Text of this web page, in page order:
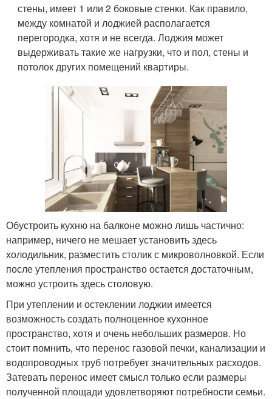
стены, имеет 1 или 2 боковые стенки. Как правило,
между комнатой и лоджией располагается
перегородка, хотя и не всегда. Лоджия может
выдерживать такие же нагрузки, что и пол, стены и
потолок других помещений квартиры.
Обустроить кухню на балконе можно лишь частично:
например, ничего не мешает установить здесь
холодильник, разместить столик с микроволновкой. Если
после утепления пространство остается достаточным,
можно устроить здесь столовую.
При утеплении и остеклении лоджии имеется
возможность создать полноценное кухонное
пространство, хотя и очень небольших размеров. Но
стоит помнить, что перенос газовой печки, канализации и
водопроводных труб потребует значительных расходов.
Затевать перенос имеет смысл только если размеры
полученной площади удовлетворяют потребности семьи.